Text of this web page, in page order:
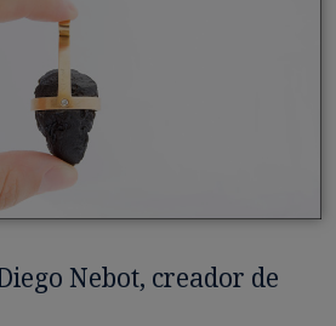
Nebot, creador de